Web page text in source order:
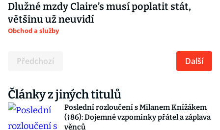
Dlužné mzdy Claire’s musí poplatit stát,
většinu už neuvidí
Obchod a služby
Předchozí Další
Články z jiných titulů
Poslední rozloučení s Milanem Knížákem
(†86): Dojemné vzpomínky přátel a záplava
věnců